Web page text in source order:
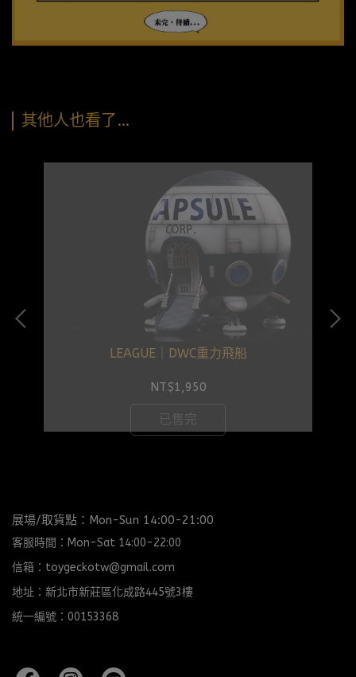
其他人也看了…
LEAGUE｜DWC重力飛船
NT$1,950
已售完
展場/取貨點：Mon-Sun 14:00-21:00
客服時間：Mon-Sat 14:00-22:00
信箱：toygeckotw@gmail.com
地址：新北市新莊區化成路445號3樓
統一編號：00153368